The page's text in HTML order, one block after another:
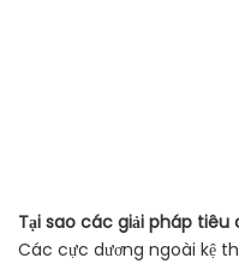
Tại sao các giải pháp tiêu
Các cực dương ngoài kệ